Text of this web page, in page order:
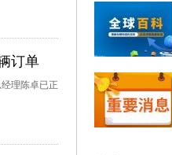
订单
理陈卓已正